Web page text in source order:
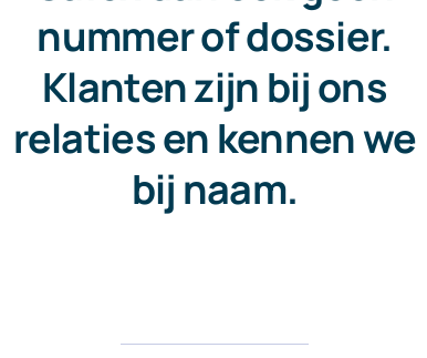
nummer of dossier.
Klanten zijn bij ons
relaties en kennen we
bij naam.